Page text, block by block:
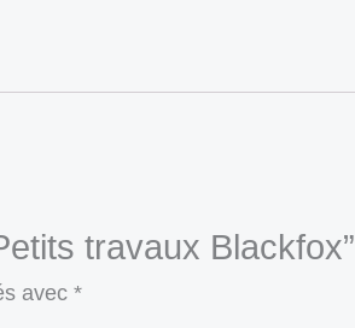
travaux Blackfox”
avec *